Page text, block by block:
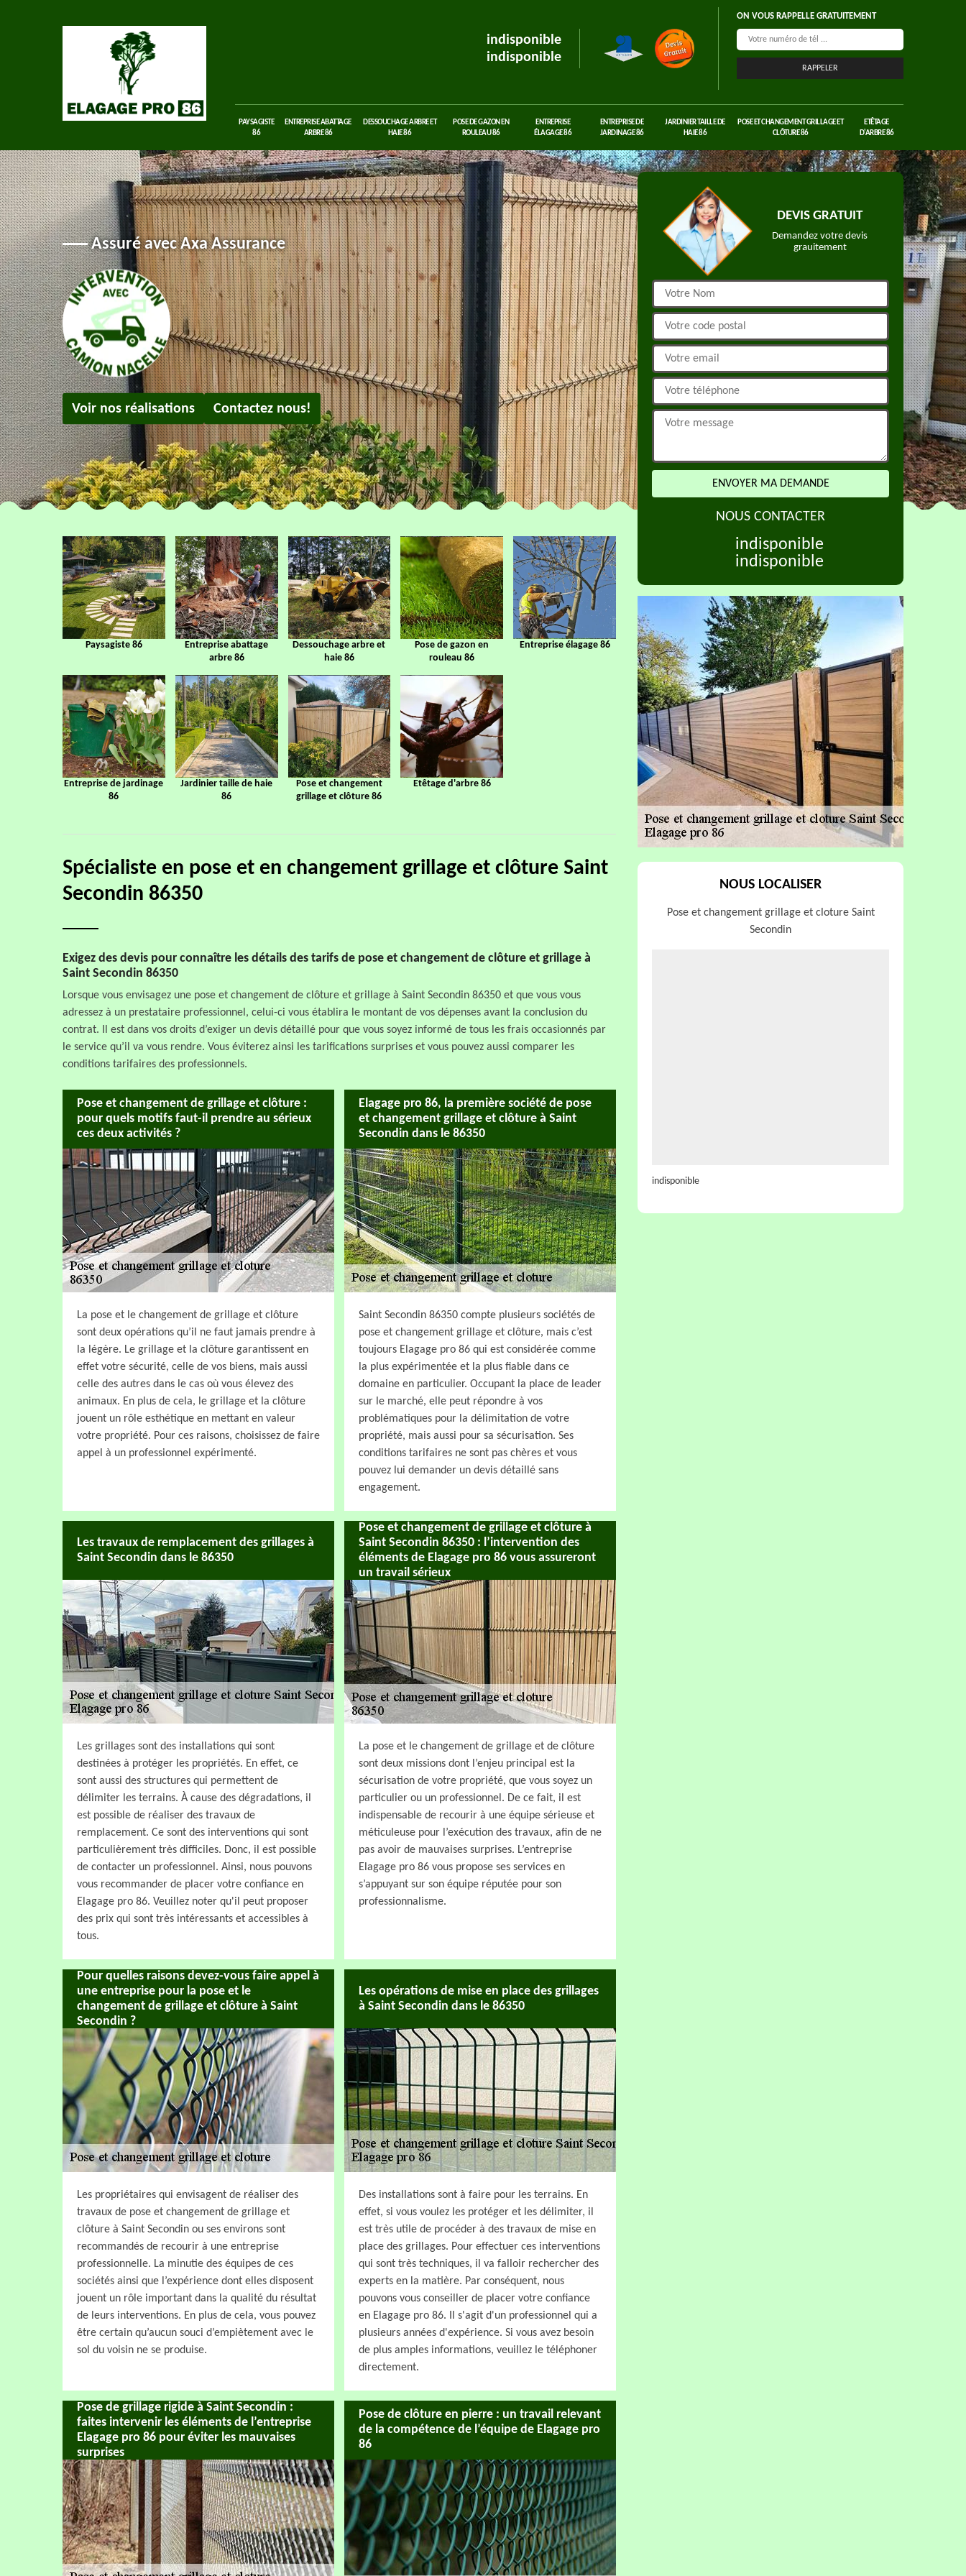
indisponible
indisponible
ON VOUS RAPPELLE GRATUITEMENT
PAYSAGISTE
86
ENTREPRISE ABATTAGE
ARBRE 86
DESSOUCHAGE ARBRE ET
HAIE 86
POSE DE GAZON EN
ROULEAU 86
ENTREPRISE
ÉLAGAGE 86
ENTREPRISE DE
JARDINAGE 86
JARDINIER TAILLE DE
HAIE 86
POSE ET CHANGEMENT GRILLAGE ET
CLÔTURE 86
ETÊTAGE
D'ARBRE 86
Assuré avec Axa Assurance
Voir nos réalisations Contactez nous!
Paysagiste 86
Entreprise abattage
arbre 86
Dessouchage arbre et
haie 86
Pose de gazon en
rouleau 86
Entreprise élagage 86
Entreprise de jardinage
86
Jardinier taille de haie
86
Pose et changement
grillage et clôture 86
Etêtage d'arbre 86
Spécialiste en pose et en changement grillage et clôture Saint
Secondin 86350
Exigez des devis pour connaître les détails des tarifs de pose et changement de clôture et grillage à
Saint Secondin 86350
Lorsque vous envisagez une pose et changement de clôture et grillage à Saint Secondin 86350 et que vous vous
adressez à un prestataire professionnel, celui-ci vous établira le montant de vos dépenses avant la conclusion du
contrat. Il est dans vos droits d’exiger un devis détaillé pour que vous soyez informé de tous les frais occasionnés par
le service qu’il va vous rendre. Vous éviterez ainsi les tarifications surprises et vous pouvez aussi comparer les
conditions tarifaires des professionnels.
Pose et changement de grillage et clôture :
pour quels motifs faut-il prendre au sérieux
ces deux activités ?
La pose et le changement de grillage et clôture
sont deux opérations qu’il ne faut jamais prendre à
la légère. Le grillage et la clôture garantissent en
effet votre sécurité, celle de vos biens, mais aussi
celle des autres dans le cas où vous élevez des
animaux. En plus de cela, le grillage et la clôture
jouent un rôle esthétique en mettant en valeur
votre propriété. Pour ces raisons, choisissez de faire
appel à un professionnel expérimenté.
Elagage pro 86, la première société de pose
et changement grillage et clôture à Saint
Secondin dans le 86350
Saint Secondin 86350 compte plusieurs sociétés de
pose et changement grillage et clôture, mais c’est
toujours Elagage pro 86 qui est considérée comme
la plus expérimentée et la plus fiable dans ce
domaine en particulier. Occupant la place de leader
sur le marché, elle peut répondre à vos
problématiques pour la délimitation de votre
propriété, mais aussi pour sa sécurisation. Ses
conditions tarifaires ne sont pas chères et vous
pouvez lui demander un devis détaillé sans
engagement.
Les travaux de remplacement des grillages à
Saint Secondin dans le 86350
Les grillages sont des installations qui sont
destinées à protéger les propriétés. En effet, ce
sont aussi des structures qui permettent de
délimiter les terrains. À cause des dégradations, il
est possible de réaliser des travaux de
remplacement. Ce sont des interventions qui sont
particulièrement très difficiles. Donc, il est possible
de contacter un professionnel. Ainsi, nous pouvons
vous recommander de placer votre confiance en
Elagage pro 86. Veuillez noter qu'il peut proposer
des prix qui sont très intéressants et accessibles à
tous.
Pose et changement de grillage et clôture à
Saint Secondin 86350 : l’intervention des
éléments de Elagage pro 86 vous assureront
un travail sérieux
La pose et le changement de grillage et de clôture
sont deux missions dont l’enjeu principal est la
sécurisation de votre propriété, que vous soyez un
particulier ou un professionnel. De ce fait, il est
indispensable de recourir à une équipe sérieuse et
méticuleuse pour l’exécution des travaux, afin de ne
pas avoir de mauvaises surprises. L’entreprise
Elagage pro 86 vous propose ses services en
s’appuyant sur son équipe réputée pour son
professionnalisme.
Pour quelles raisons devez-vous faire appel à
une entreprise pour la pose et le
changement de grillage et clôture à Saint
Secondin ?
Les propriétaires qui envisagent de réaliser des
travaux de pose et changement de grillage et
clôture à Saint Secondin ou ses environs sont
recommandés de recourir à une entreprise
professionnelle. La minutie des équipes de ces
sociétés ainsi que l’expérience dont elles disposent
jouent un rôle important dans la qualité du résultat
de leurs interventions. En plus de cela, vous pouvez
être certain qu’aucun souci d’empiètement avec le
sol du voisin ne se produise.
Les opérations de mise en place des grillages
à Saint Secondin dans le 86350
Des installations sont à faire pour les terrains. En
effet, si vous voulez les protéger et les délimiter, il
est très utile de procéder à des travaux de mise en
place des grillages. Pour effectuer ces interventions
qui sont très techniques, il va falloir rechercher des
experts en la matière. Par conséquent, nous
pouvons vous conseiller de placer votre confiance
en Elagage pro 86. Il s'agit d'un professionnel qui a
plusieurs années d'expérience. Si vous avez besoin
de plus amples informations, veuillez le téléphoner
directement.
Pose de grillage rigide à Saint Secondin :
faites intervenir les éléments de l’entreprise
Elagage pro 86 pour éviter les mauvaises
surprises
Pose de clôture en pierre : un travail relevant
de la compétence de l’équipe de Elagage pro
86
DEVIS GRATUIT
Demandez votre devis
grauitement
NOUS CONTACTER
indisponible
indisponible
NOUS LOCALISER
Pose et changement grillage et cloture Saint
Secondin
indisponible